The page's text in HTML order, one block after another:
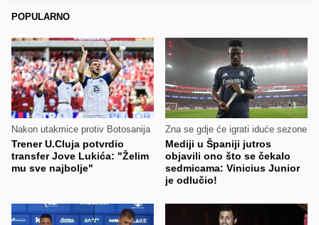
POPULARNO
Nakon utakmice protiv Botosanija
Trener U.Cluja potvrdio
transfer Jove Lukića: "Želim
mu sve najbolje"
Zna se gdje će igrati iduće sezone
Mediji u Španiji jutros
objavili ono što se čekalo
sedmicama: Vinicius Junior
je odlučio!